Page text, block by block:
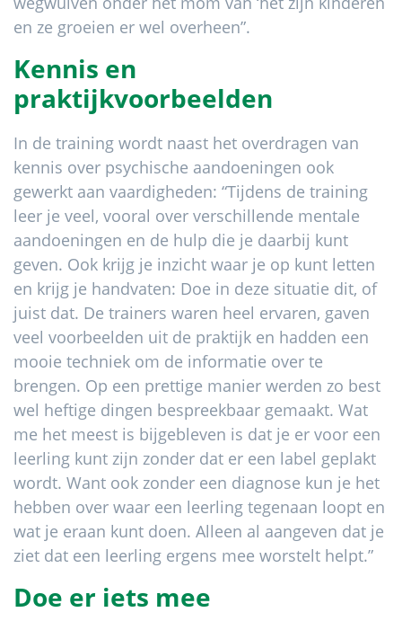
en ze groeien er wel overheen”.
Kennis en
praktijkvoorbeelden
In de training wordt naast het overdragen van
kennis over psychische aandoeningen ook
gewerkt aan vaardigheden: “Tijdens de training
leer je veel, vooral over verschillende mentale
aandoeningen en de hulp die je daarbij kunt
geven. Ook krijg je inzicht waar je op kunt letten
en krijg je handvaten: Doe in deze situatie dit, of
juist dat. De trainers waren heel ervaren, gaven
veel voorbeelden uit de praktijk en hadden een
mooie techniek om de informatie over te
brengen. Op een prettige manier werden zo best
wel heftige dingen bespreekbaar gemaakt. Wat
me het meest is bijgebleven is dat je er voor een
leerling kunt zijn zonder dat er een label geplakt
wordt. Want ook zonder een diagnose kun je het
hebben over waar een leerling tegenaan loopt en
wat je eraan kunt doen. Alleen al aangeven dat je
ziet dat een leerling ergens mee worstelt helpt.”
Doe er iets mee